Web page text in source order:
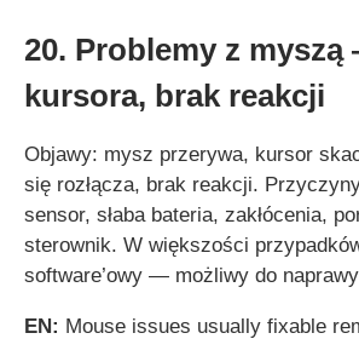
20. Problemy z
kursora, brak reakcji
Objawy: mysz przerywa, kursor
się rozłącza, brak reakcji.
sensor, słaba bateria, zakłócenia,
sterownik. W większości
software’owy — możliwy do
EN: Mouse issues usually fixable